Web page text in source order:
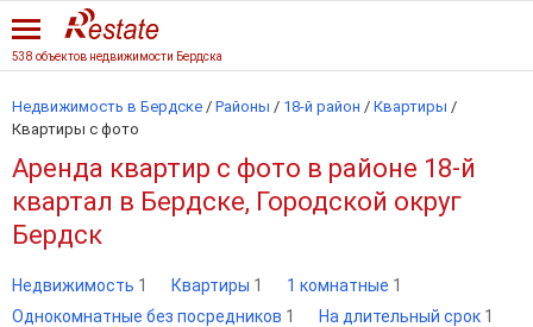
538 объектов недвижимости Бердска
Недвижимость в Бердске / Районы / 18-й район / Квартиры /
Квартиры с фото
Аренда квартир с фото в районе 18-й
квартал в Бердске, Городской округ
Бердск
Недвижимость 1 Квартиры 1 1 комнатные 1
Однокомнатные без посредников 1 На длительный срок 1